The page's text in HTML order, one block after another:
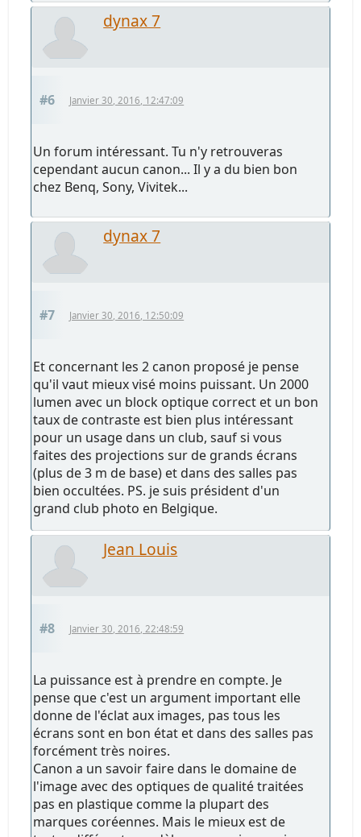
dynax 7
#6 Janvier 30, 2016, 12:47:09
Un forum intéressant. Tu n'y retrouveras
cependant aucun canon... Il y a du bien bon
chez Benq, Sony, Vivitek...
dynax 7
#7 Janvier 30, 2016, 12:50:09
Et concernant les 2 canon proposé je pense
qu'il vaut mieux visé moins puissant. Un 2000
lumen avec un block optique correct et un bon
taux de contraste est bien plus intéressant
pour un usage dans un club, sauf si vous
faites des projections sur de grands écrans
(plus de 3 m de base) et dans des salles pas
bien occultées. PS. je suis président d'un
grand club photo en Belgique.
Jean Louis
#8 Janvier 30, 2016, 22:48:59
La puissance est à prendre en compte. Je
pense que c'est un argument important elle
donne de l'éclat aux images, pas tous les
écrans sont en bon état et dans des salles pas
forcément très noires.
Canon a un savoir faire dans le domaine de
l'image avec des optiques de qualité traitées
pas en plastique comme la plupart des
marques coréennes. Mais le mieux est de